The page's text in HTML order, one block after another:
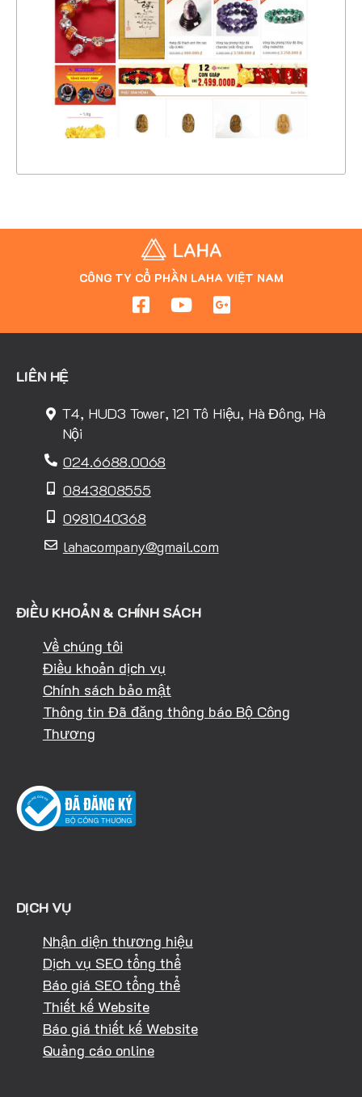
CHI TIẾT
XEM THỰC TẾ
CÔNG TY CỔ PHẦN LAHA VIỆT NAM
LIÊN HỆ
T4, HUD3 Tower, 121 Tô Hiệu, Hà Đông, Hà
Nội
024.6688.0068
0843808555
0981040368
lahacompany@gmail.com
ĐIỀU KHOẢN & CHÍNH SÁCH
Về chúng tôi
Điều khoản dịch vụ
Chính sách bảo mật
Thông tin Đã đăng thông báo Bộ Công
Thương
DỊCH VỤ
Nhận diện thương hiệu
Dịch vụ SEO tổng thể
Báo giá SEO tổng thể
Thiết kế Website
Báo giá thiết kế Website
Quảng cáo online